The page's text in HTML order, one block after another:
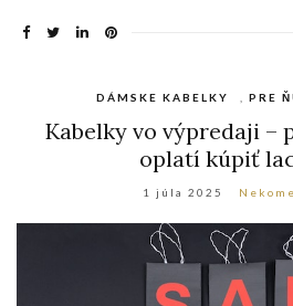
DÁMSKE KABELKY PRE
Kabelky vo výpredaji –
oplatí kúpiť
1 júla 2025